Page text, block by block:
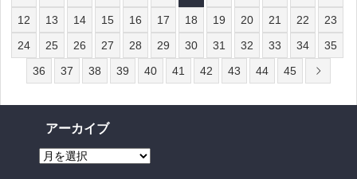
12
13 14 15 16 17 18 19 20 21 22
23
24
25 26 27 28 29 30 31 32 33 34
35
36
37 38 39 40 41 42 43 44 45
アーカイブ
ア
ー